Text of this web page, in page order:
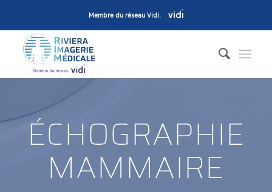
Membre du réseau Vidi.
ÉCHOGRAPHIE
MAMMAIRE